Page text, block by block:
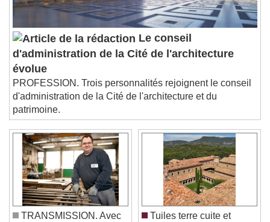
This is a modal window.
Beginning of dialog window. Escape will cancel
and close the window.
Text
Color Opacity
Text Background
Color Opacity
Caption Area Background
Color Opacity
Font Size
Le conseil
d'administration de la Cité de l'architecture
évolue
PROFESSION. Trois personnalités rejoignent le conseil
d'administration de la Cité de l'architecture et du
patrimoine.
TRANSMISSION. Avec Tuiles terre cuite et